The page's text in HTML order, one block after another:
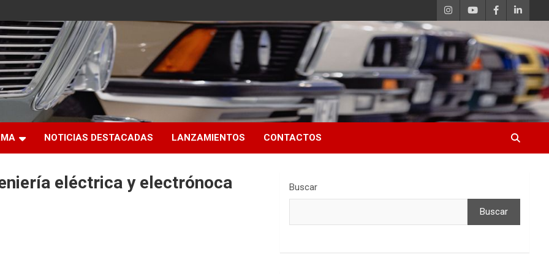
NOTICIAS DESTACADAS LANZAMIENTOS CONTACTOS
eléctrica y electrónoca Buscar
Buscar